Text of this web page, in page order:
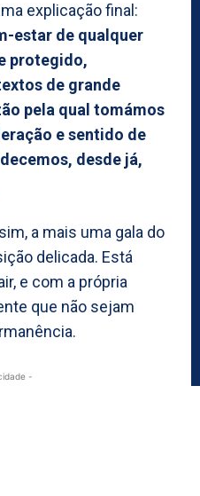
explicação final:
estar de qualquer
protegido,
de grande
pela qual tomámos
e sentido de
desde já,
a mais uma gala do
delicada. Está
e com a própria
que não sejam
-